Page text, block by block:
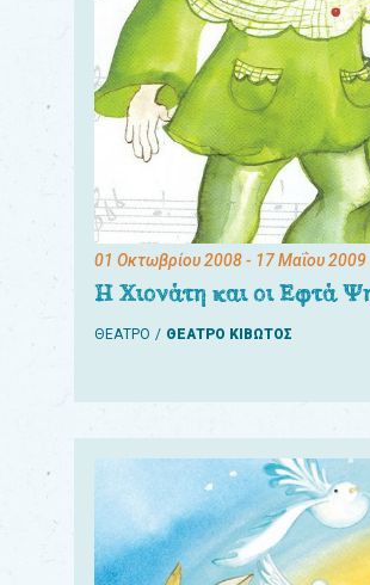
01 Οκτωβρίου 2008- 17 Μαΐου 2009
Η Χιονάτη και οι Εφτά
ΘΕΑΤΡΟ ΘΕΑΤΡΟ ΚΙΒΩΤΟΣ